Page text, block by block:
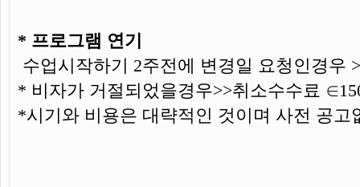
* 프로그램 연기
수업시작하기 2주전에 변경일 요청인경우
* 비자가 거절되었을경우>>취소수수료
*시기와 비용은 대략적인 것이며 사전 공고